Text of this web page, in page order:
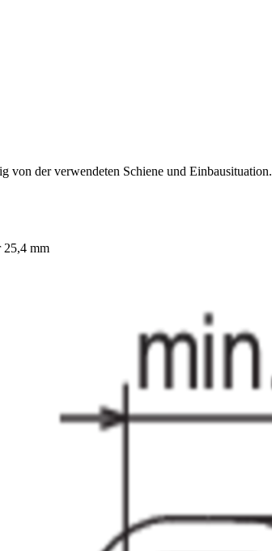
von der verwendeten Schiene und Einbausituation.
25,4 mm